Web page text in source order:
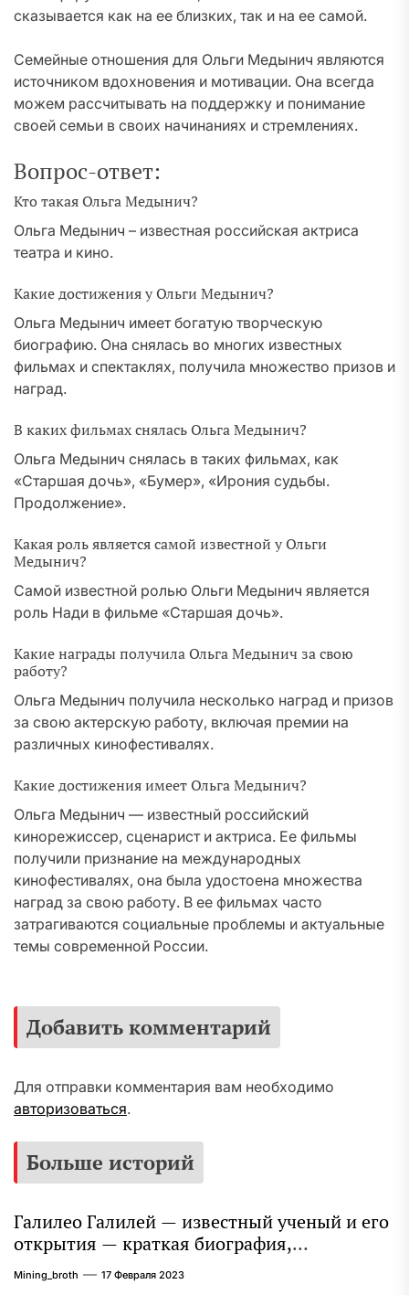
сказывается как на ее близких, так и на ее самой.
Семейные отношения для Ольги Медынич являются
источником вдохновения и мотивации. Она всегда
можем рассчитывать на поддержку и понимание
своей семьи в своих начинаниях и стремлениях.
Вопрос-ответ:
Кто такая Ольга Медынич?
Ольга Медынич – известная российская актриса
театра и кино.
Какие достижения у Ольги Медынич?
Ольга Медынич имеет богатую творческую
биографию. Она снялась во многих известных
фильмах и спектаклях, получила множество призов и
наград.
В каких фильмах снялась Ольга Медынич?
Ольга Медынич снялась в таких фильмах, как
«Старшая дочь», «Бумер», «Ирония судьбы.
Продолжение».
Какая роль является самой известной у Ольги
Медынич?
Самой известной ролью Ольги Медынич является
роль Нади в фильме «Старшая дочь».
Какие награды получила Ольга Медынич за свою
работу?
Ольга Медынич получила несколько наград и призов
за свою актерскую работу, включая премии на
различных кинофестивалях.
Какие достижения имеет Ольга Медынич?
Ольга Медынич — известный российский
кинорежиссер, сценарист и актриса. Ее фильмы
получили признание на международных
кинофестивалях, она была удостоена множества
наград за свою работу. В ее фильмах часто
затрагиваются социальные проблемы и актуальные
темы современной России.
Добавить комментарий
Для отправки комментария вам необходимо
авторизоваться.
Больше историй
Галилео Галилей — известный ученый и его
открытия — краткая биография,
достижения и вклад в науку
Mining_broth 17 Февраля 2023